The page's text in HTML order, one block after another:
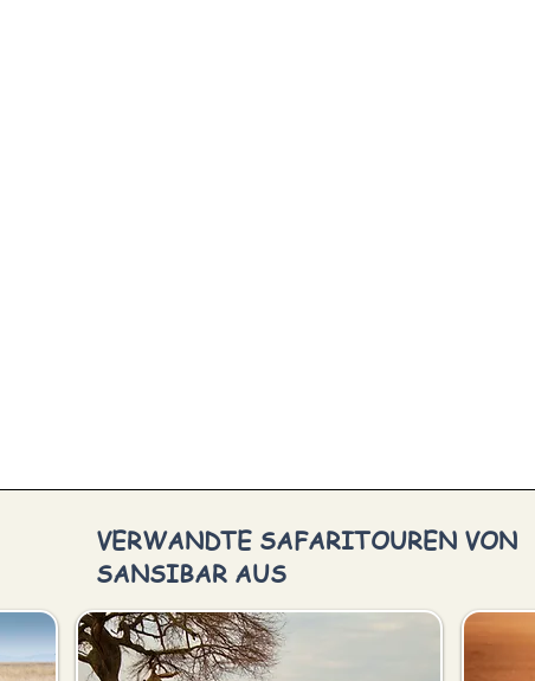
VERWANDTE SAFARITOUREN VON
SANSIBAR AUS